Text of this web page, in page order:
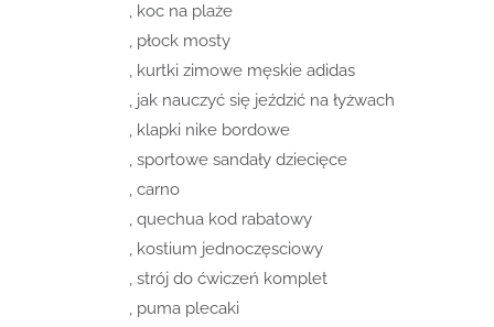
, koc na plaże
, płock mosty
, kurtki zimowe męskie adidas
, jak nauczyć się jeździć na łyżwach
, klapki nike bordowe
, sportowe sandały dziecięce
, carno
, quechua kod rabatowy
, kostium jednoczęsciowy
, strój do ćwiczeń komplet
, puma plecaki